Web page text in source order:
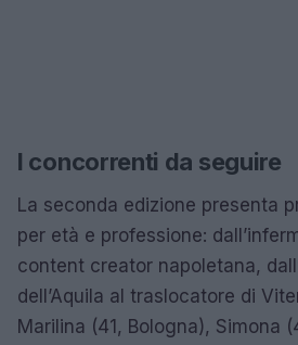
I concorrenti da seguire
La seconda edizione presenta
per età e professione:
content creator napoletana,
dell’Aquila al traslocatore di
Marilina (41, Bologna), Simona